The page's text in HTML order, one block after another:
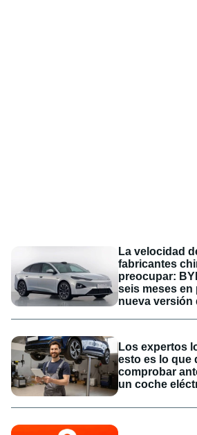
La velocidad
fabricantes
preocupar:
seis meses en
nueva versión
Los expertos
esto es lo que
comprobar
un coche